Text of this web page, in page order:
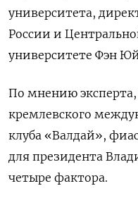
университета,
России и
университете Фэн
По мнению
кремлевского
клуба «Валдай»,
для президента
четыре фактора.